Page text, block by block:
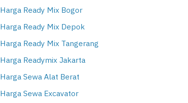
Harga Ready Mix Bogor
Harga Ready Mix Depok
Harga Ready Mix Tangerang
Harga Readymix Jakarta
Harga Sewa Alat Berat
Harga Sewa Excavator